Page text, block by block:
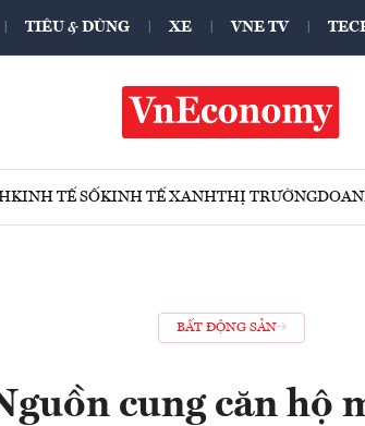
TIÊU & DÙNG XE VNE TV
KINH TẾ SỐKINH TẾ XANHTHỊ TRƯỜNG
BẤT ĐỘNG SẢN
cung căn hộ